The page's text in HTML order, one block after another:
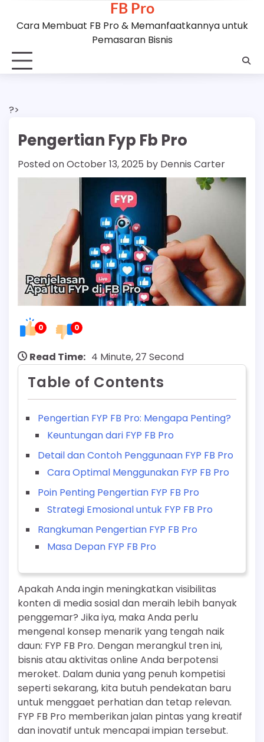
FB Pro
Cara Membuat FB Pro & Memanfaatkannya untuk
Pemasaran Bisnis
?>
Pengertian Fyp Fb Pro
Posted onOctober 13, 2025 by Dennis Carter
0 0
Read Time: 4 Minute, 27 Second
Table of Contents
Pengertian FYP FB Pro: Mengapa Penting?
Keuntungan dari FYP FB Pro
Detail dan Contoh Penggunaan FYP FB Pro
Cara Optimal Menggunakan FYP FB Pro
Poin Penting Pengertian FYP FB Pro
Strategi Emosional untuk FYP FB Pro
Rangkuman Pengertian FYP FB Pro
Masa Depan FYP FB Pro
Apakah Anda ingin meningkatkan visibilitas
konten di media sosial dan meraih lebih banyak
penggemar? Jika iya, maka Anda perlu
mengenal konsep menarik yang tengah naik
daun: FYP FB Pro. Dengan merangkul tren ini,
bisnis atau aktivitas online Anda berpotensi
meroket. Dalam dunia yang penuh kompetisi
seperti sekarang, kita butuh pendekatan baru
untuk menggaet perhatian dan tetap relevan.
FYP FB Pro memberikan jalan pintas yang kreatif
dan inovatif untuk mencapai impian tersebut.